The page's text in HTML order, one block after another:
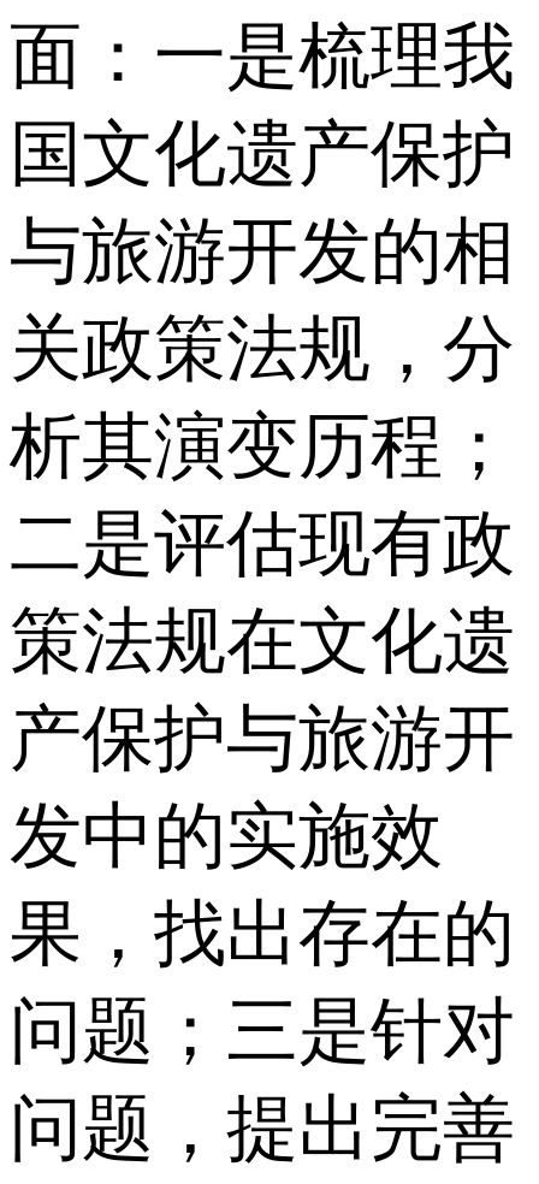
面：一是梳理我
国文化遗产保护
与旅游开发的相
关政策法规，分
析其演变历程；
二是评估现有政
策法规在文化遗
产保护与旅游开
发中的实施效
果，找出存在的
问题；三是针对
问题，提出完善